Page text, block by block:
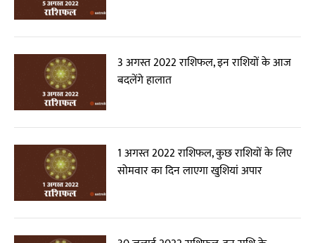
3 अगस्त 2022 राशिफल, इन राशियों के आज
बदलेंगे हालात
1 अगस्त 2022 राशिफल, कुछ राशियों के लिए
सोमवार का दिन लाएगा खुशियां अपार